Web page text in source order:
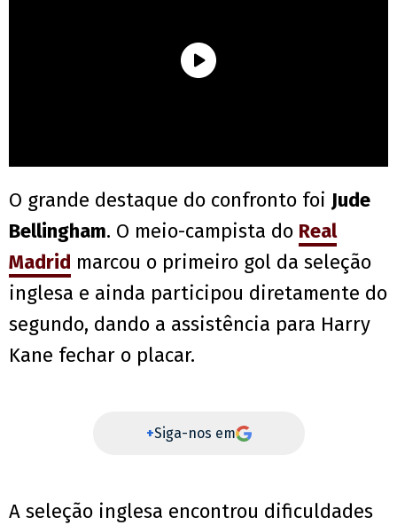
O grande destaque do confronto foi Jude
Bellingham. O meio-campista do Real
Madrid marcou o primeiro gol da seleção
inglesa e ainda participou diretamente do
segundo, dando a assistência para Harry
Kane fechar o placar.
+Siga-nos em
A seleção inglesa encontrou dificuldades